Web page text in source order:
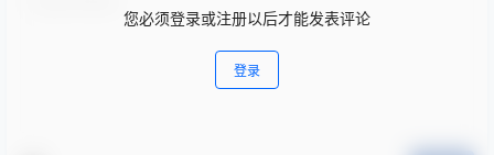
您必须登录或注册以后才能发表评论
登录